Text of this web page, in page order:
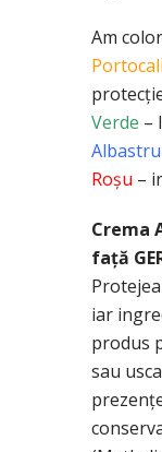
Am
Verde –
Albastru
Roșu –
Crema
față
iar
produs
sau